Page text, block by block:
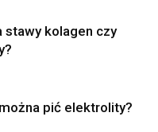
stawy kolagen czy
pić elektrolity?